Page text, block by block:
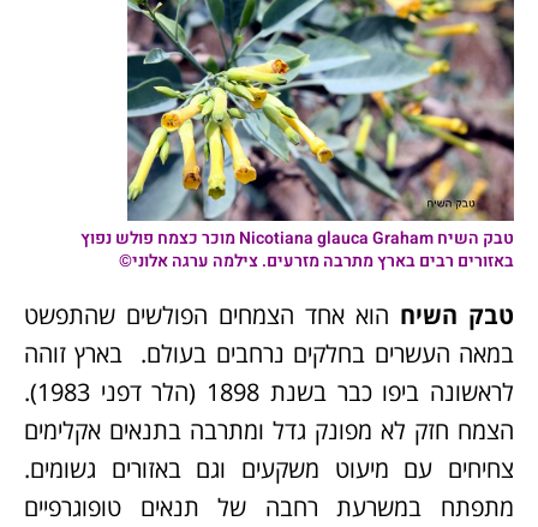
טבק השיח
Nicotiana glauca Graham מוכר כצמח פולש נפוץ
באזורים רבים בארץ מתרבה מזרעים. צילמה ערגה אלוני©
טבק השיח הוא אחד הצמחים הפולשים שהתפשט
במאה העשרים בחלקים נרחבים בעולם. בארץ זוהה
לראשונה ביפו כבר בשנת 1898 (הלר דפני 1983).
הצמח חזק לא מפונק גדל ומתרבה בתנאים אקלימים
צחיחים עם מיעוט משקעים וגם באזורים גשומים.
מתפתח במשרעת רחבה של תנאים טופוגרפיים